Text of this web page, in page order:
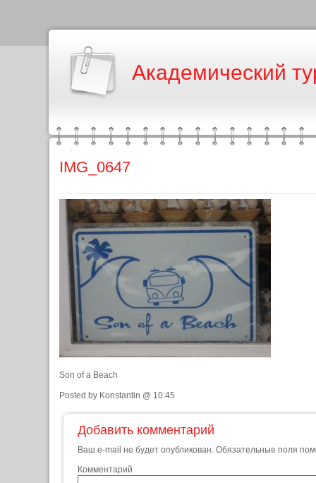
Академический
IMG_0647
Son of a Beach
Posted by Konstantin @ 10:45
Добавить комментарий
Ваш e-mail не будет опубликован. Обязательные поля
Комментарий